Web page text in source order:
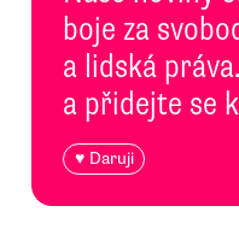
boje za
a lidská
a přidejte se
♥ Daruji